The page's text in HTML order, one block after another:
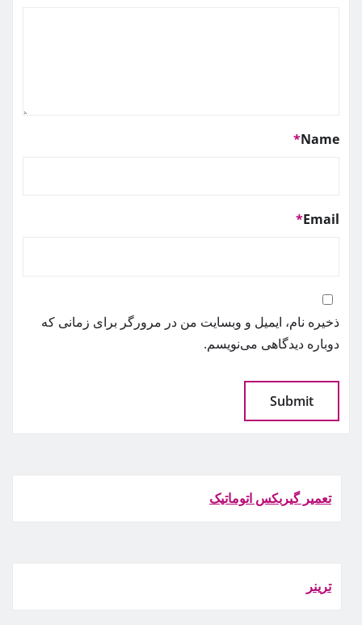
Name
*
Email
*
ذخیره نام، ایمیل و وبسایت من در مرورگر برای زمانی که
دوباره دیدگاهی می‌نویسم.
تعمیر گیربکس اتوماتیک
ترينر